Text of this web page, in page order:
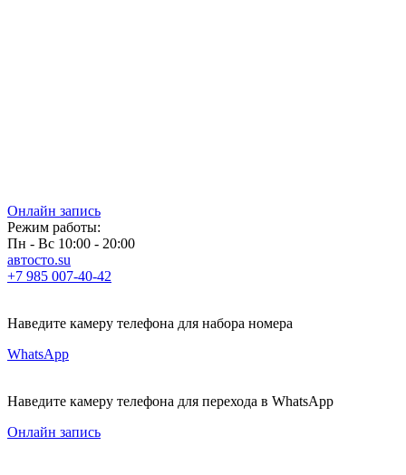
Онлайн запись
Режим работы:
Пн - Вс 10:00 - 20:00
автосто.su
+7 985 007-40-42
Наведите камеру телефона для набора номера
WhatsApp
Наведите камеру телефона для перехода в WhatsApp
Онлайн запись